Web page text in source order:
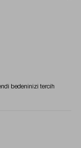
bedeninizi tercih